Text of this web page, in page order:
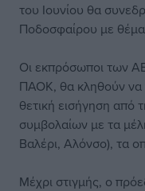
του Ιουνίου θα
Ποδοσφαίρου με
Οι εκπρόσωποι των
ΠΑΟΚ, θα κληθούν να
θετική εισήγηση
συμβολαίων με τα
Βαλέρι, Αλόνσο), τα
Μέχρι στιγμής, ο